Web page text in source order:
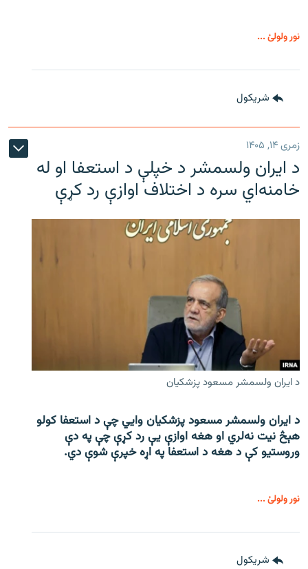
نور ولولئ ...
شريکول
زمری ۱۴, ۱۴۰۵
د ایران ولسمشر د خپلې د استعفا او له
خامنه‌اي سره د اختلاف اوازې رد کړې
د ایران ولسمشر مسعود پزشکیان
د ایران ولسمشر مسعود پزشکیان وایي چې د استعفا کولو
هېڅ نیت نه‌لري او هغه اوازې یې رد کړې چې په دې
وروستیو کې د هغه د استعفا په اړه خپرې شوې دي.
نور ولولئ ...
شريکول